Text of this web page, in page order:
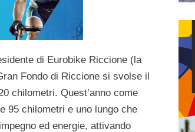
di Eurobike Riccione (la
Fondo di Riccione si svolse il
chilometri. Quest’anno come
95 chilometri e uno lungo che
ed energie, attivando